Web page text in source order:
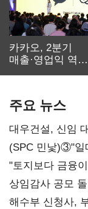
카카오, 2분기
매출·영업익 역대
주요 뉴스
대우건설, 신임
내정
(SPC 민낯)③"일
점주 울리는 '상
"토지보다 금융
목소리
상임감사 공모
강화"
해수부 신청사,